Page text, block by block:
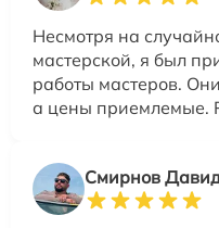
Несмотря на
мастерской, я был
работы мастеров.
а цены приемлемые.
Смирнов